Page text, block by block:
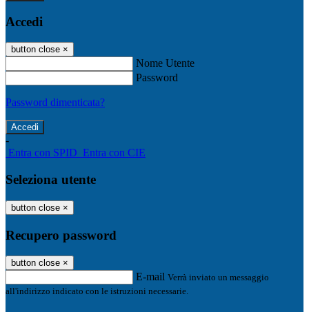
Accedi
button close ×
Nome Utente
Password
Password dimenticata?
-
Entra con SPID Entra con CIE
Seleziona utente
button close ×
Recupero password
button close ×
E-mail Verrà inviato un messaggio
all'indirizzo indicato con le istruzioni necessarie.